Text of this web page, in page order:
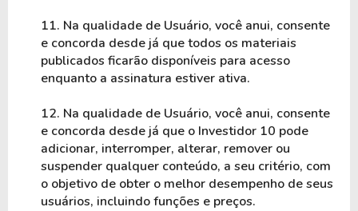
11. Na qualidade de Usuário, você anui, consente
e concorda desde já que todos os materiais
publicados ficarão disponíveis para acesso
enquanto a assinatura estiver ativa.
12. Na qualidade de Usuário, você anui, consente
e concorda desde já que o Investidor 10 pode
adicionar, interromper, alterar, remover ou
suspender qualquer conteúdo, a seu critério, com
o objetivo de obter o melhor desempenho de seus
usuários, incluindo funções e preços.